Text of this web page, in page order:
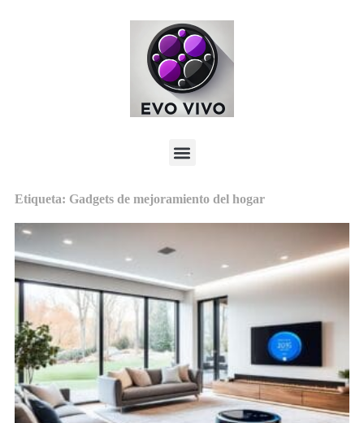
Etiqueta: Gadgets de mejoramiento del hogar